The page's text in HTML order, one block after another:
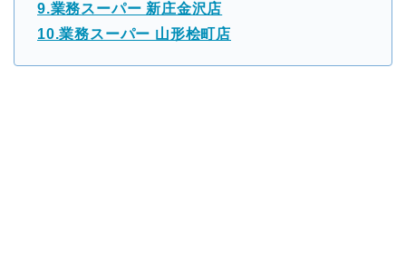
9.業務スーパー 新庄金沢店
10.業務スーパー 山形桧町店